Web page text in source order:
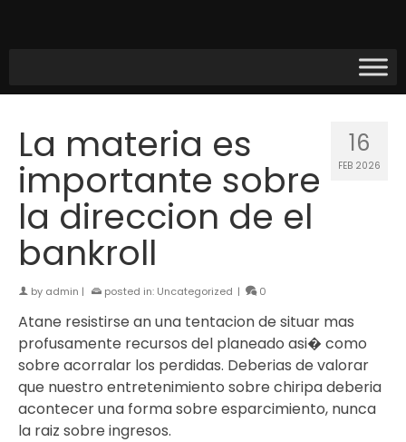
16
FEB 2026
La materia es
importante sobre
la direccion de el
bankroll
by admin | posted in: Uncategorized | 0
Atane resistirse an una tentacion de situar mas
profusamente recursos del planeado asi� como
sobre acorralar los perdidas. Deberias de valorar
que nuestro entretenimiento sobre chiripa deberia
acontecer una forma sobre esparcimiento, nunca
la raiz sobre ingresos.